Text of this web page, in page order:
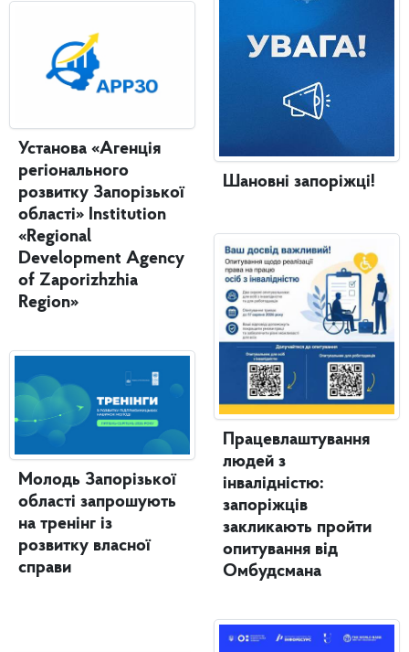
Установа «Агенція
регіонального
розвитку Запорізької
області» Institution
«Regional
Development Agency
of Zaporizhzhia
Region»
Молодь Запорізької
області запрошують
на тренінг із
розвитку власної
справи
Шановні запоріжці!
Працевлаштування
людей з
інвалідністю:
запоріжців
закликають пройти
опитування від
Омбудсмана